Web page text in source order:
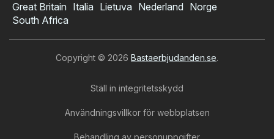
Great Britain Italia Lietuva Nederland Norge
South Africa
Copyright © 2026 Bastaerbjudanden.se.
Ställ in integritetsskydd
Användningsvillkor för webbplatsen
Behandling av personuppgifter